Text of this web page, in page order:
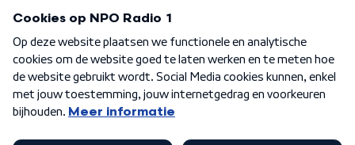
Algemene voorwaarden